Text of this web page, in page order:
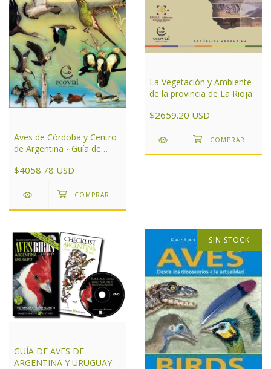
Aves de Córdoba y Centro
de Argentina - Guía de
$4058.78 USD
La Vegetación y Ambiente
de la provincia de La Rioja
$2659.20 USD
GUÍA DE AVES DE
ARGENTINA Y URUGUAY
SIN STOCK